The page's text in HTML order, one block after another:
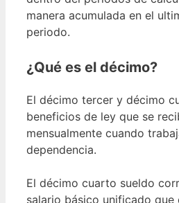
manera acumulada en el
periodo.
¿Qué es el décimo?
El décimo tercer y décimo
beneficios de ley que se
mensualmente cuando
dependencia.
El décimo cuarto sueldo
salario básico unificado que